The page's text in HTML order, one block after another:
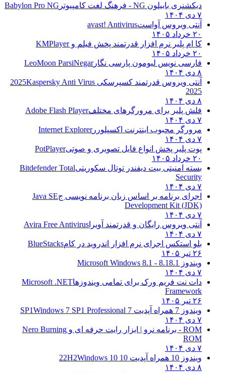
دیکشنری بابیلون NG - فرهنگ لغت کامپیوتر
Babylon Pro NG
۷ دی ۱۴۰۴
آنتی ویروس آواستavast! Antivirus
۲۰ خرداد ۱۴۰۵
کا ام پلیر نرم افزار قدرتمند پخش فیلم وKMPlayer
۲۰ خرداد ۱۴۰۵
فارسی نویس لیومون پارسی نگارLeoMoon ParsiNegar
۸ دی ۱۴۰۴
آنتی ویروس قدرتمند کسپرسکی 2025 Kaspersky Anti Virus
2025
۸ دی ۱۴۰۴
فلش پلیر برای مرورگرهای مختلفAdobe Flash Player
۷ دی ۱۴۰۴
مرورگر محبوب اینترنت اکسپلوررInternet Explorer
۷ دی ۱۴۰۴
پوت پلیر پخش انواع فایل تصویری و صوتیPotPlayer
۲۰ خرداد ۱۴۰۵
بسته امنیتی بیت دیفندر توتال سکوریتیBitdefender Total
Security
۷ دی ۱۴۰۴
اجرای برنامه بر اساس زبان برنامه نویسی جJava SE
Development Kit (JDK)
۷ دی ۱۴۰۴
آنتی ویروس رایگان و قدرتمند آویرا Avira Free Antivirus
۷ دی ۱۴۰۴
بلو استکس اجرای نرم افزار اندروید در کامBlueStacks
۲۶ تیر ۱۴۰۵
ویندوز 8.1
8.1 - Microsoft Windows 8.1
۷ دی ۱۴۰۴
دات نت فریم ورک برای تمامی ویندوزهاMicrosoft .NET
Framework
۲۶ تیر ۱۴۰۵
ویندوز 7 همراه آپدیت 7 SP1
Windows 7 SP1 Professional
۷ دی ۱۴۰۴
ROM - برنامه نرو | ابزار رایت حرفه ای و
Nero Burning
ROM
۷ دی ۱۴۰۴
ویندوز 10 همراه آپدیت 10 22H2
Windows 10
۸ دی ۱۴۰۴